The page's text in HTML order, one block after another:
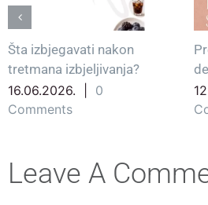
Šta izbjegavati nakon
tretmana izbjeljivanja?
16.06.2026.
0
Comments
Leave A